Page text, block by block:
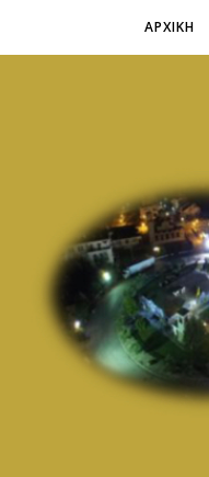
ΑΡΧΙΚΗ